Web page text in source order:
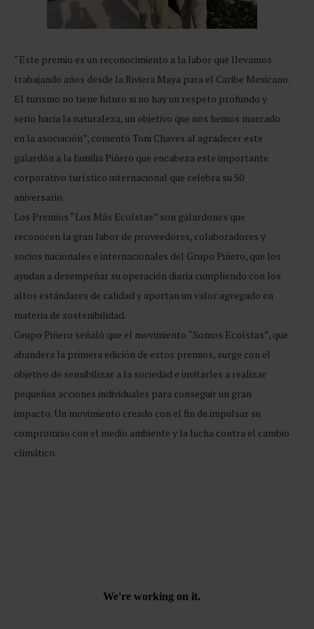
“Este premio es un reconocimiento a la labor que llevamos
trabajando años desde la Riviera Maya para el Caribe Mexicano.
El turismo no tiene futuro si no hay un respeto profundo y
serio hacia la naturaleza, un objetivo que nos hemos marcado
en la asociación”, comentó Toni Chaves al agradecer este
galardón a la familia Piñero que encabeza este importante
corporativo turístico internacional que celebra su 50
aniversario.
Los Premios “Los Más Ecoístas” son galardones que
reconocen la gran labor de proveedores, colaboradores y
socios nacionales e internacionales del Grupo Piñero, que los
ayudan a desempeñar su operación diaria cumpliendo con los
altos estándares de calidad y aportan un valor agregado en
materia de sostenibilidad.
Grupo Piñero señaló que el movimiento “Somos Ecoístas”, que
abandera la primera edición de estos premios, surge con el
objetivo de sensibilizar a la sociedad e invitarles a realizar
pequeñas acciones individuales para conseguir un gran
impacto. Un movimiento creado con el fin de impulsar su
compromiso con el medio ambiente y la lucha contra el cambio
climático.